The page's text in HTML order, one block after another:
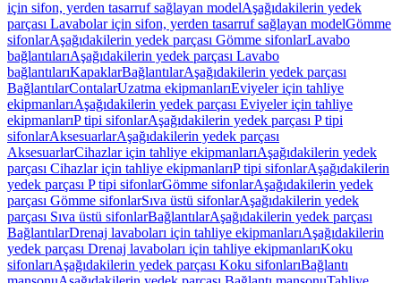
için sifon, yerden tasarruf sağlayan modelAşağıdakilerin yedek
parçası Lavabolar için sifon, yerden tasarruf sağlayan modelGömme
sifonlarAşağıdakilerin yedek parçası Gömme sifonlarLavabo
bağlantılarıAşağıdakilerin yedek parçası Lavabo
bağlantılarıKapaklarBağlantılarAşağıdakilerin yedek parçası
BağlantılarContalarUzatma ekipmanlarıEviyeler için tahliye
ekipmanlarıAşağıdakilerin yedek parçası Eviyeler için tahliye
ekipmanlarıP tipi sifonlarAşağıdakilerin yedek parçası P tipi
sifonlarAksesuarlarAşağıdakilerin yedek parçası
AksesuarlarCihazlar için tahliye ekipmanlarıAşağıdakilerin yedek
parçası Cihazlar için tahliye ekipmanlarıP tipi sifonlarAşağıdakilerin
yedek parçası P tipi sifonlarGömme sifonlarAşağıdakilerin yedek
parçası Gömme sifonlarSıva üstü sifonlarAşağıdakilerin yedek
parçası Sıva üstü sifonlarBağlantılarAşağıdakilerin yedek parçası
BağlantılarDrenaj lavaboları için tahliye ekipmanlarıAşağıdakilerin
yedek parçası Drenaj lavaboları için tahliye ekipmanlarıKoku
sifonlarıAşağıdakilerin yedek parçası Koku sifonlarıBağlantı